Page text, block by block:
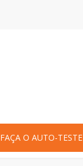
FAÇA O AUTO-TESTE